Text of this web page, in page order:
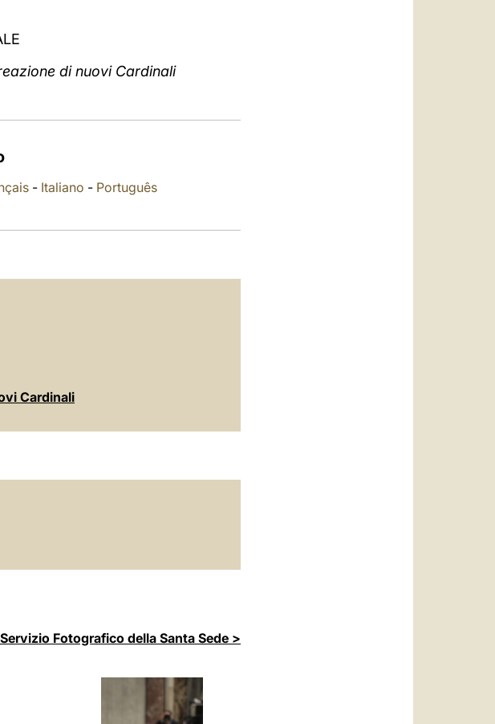
di nuovi Cardinali
- Italiano - Português
Cardinali
Servizio Fotografico della Santa Sede >